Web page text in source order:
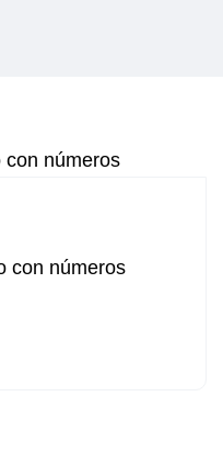
con números